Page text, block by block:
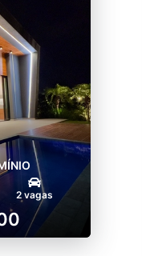
2 vagas